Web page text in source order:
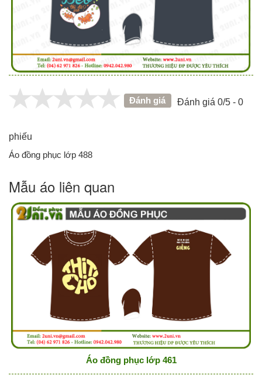
Đánh giá Đánh giá 0/5 - 0
phiếu
Áo đồng phục lớp 488
Mẫu áo liên quan
Áo đồng phục lớp 461